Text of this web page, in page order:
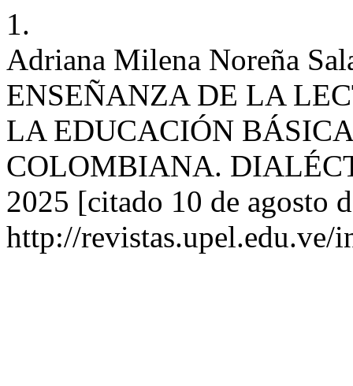
1.
Adriana Milena Noreña
ENSEÑANZA DE LA
LA EDUCACIÓN
COLOMBIANA.
2025 [citado 10 de agosto
http://